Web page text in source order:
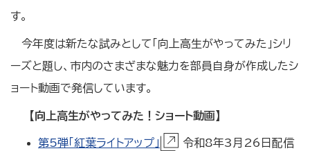
す。
今年度は新たな試みとして「向上高生がやってみた」シリ
ーズと題し、市内のさまざまな魅力を部員自身が作成したシ
ョート動画で発信しています。
【向上高生がやってみた！ショート動画】
第5弾「紅葉ライトアップ」 令和8年3月26日配信